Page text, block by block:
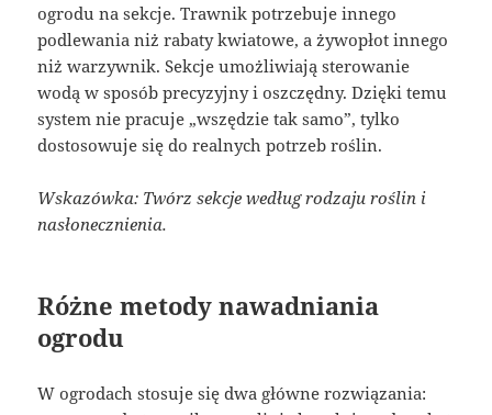
ogrodu na sekcje. Trawnik potrzebuje innego
podlewania niż rabaty kwiatowe, a żywopłot innego
niż warzywnik. Sekcje umożliwiają sterowanie
wodą w sposób precyzyjny i oszczędny. Dzięki temu
system nie pracuje „wszędzie tak samo”, tylko
dostosowuje się do realnych potrzeb roślin.
Wskazówka: Twórz sekcje według rodzaju roślin i
nasłonecznienia.
Różne metody nawadniania
ogrodu
W ogrodach stosuje się dwa główne rozwiązania: